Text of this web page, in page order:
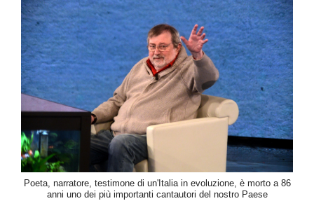
Poeta, narratore, testimone di un'Italia in evoluzione, è morto a 86
anni uno dei più importanti cantautori del nostro Paese